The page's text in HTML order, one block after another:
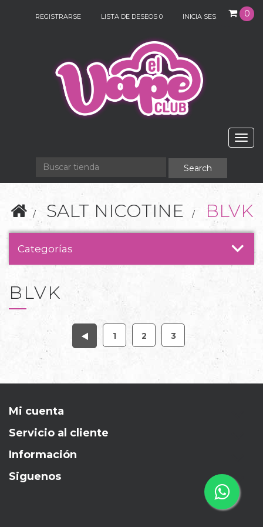
0
REGISTRARSE LISTA DE DESEOS 0 INICIA SESIÓN
SALT NICOTINE BLVK
Categorías
BLVK
1 2 3
Mi cuenta
Servicio al cliente
Información
Siguenos